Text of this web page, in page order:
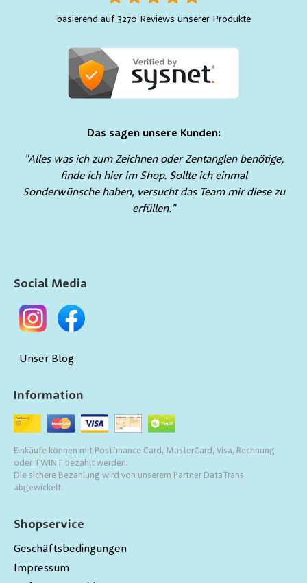
basierend auf 3270 Reviews unserer Produkte
Das sagen unsere Kunden:
"Alles was ich zum Zeichnen oder Zentanglen benötige,
finde ich hier im Shop. Sollte ich einmal
Sonderwünsche haben, versucht das Team mir diese zu
erfüllen."
Shopservice
Geschäftsbedingungen
Impressum
Information
Einkäufe können mit Postfinance Card, MasterCard, Visa, Rechnung
oder TWINT bezahlt werden.
Die sichere Bezahlung wird von unserem Partner DataTrans
abgewickelt.
Social Media
Unser Blog